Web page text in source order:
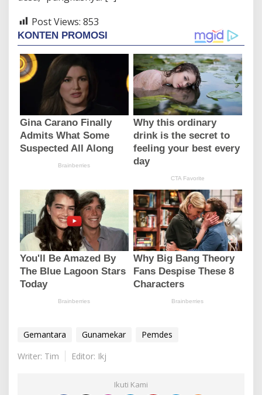
Post Views: 853
Gemantara Gunamekar
Pemdes
Writer: Tim
Editor: Ikj
Ikuti Kami